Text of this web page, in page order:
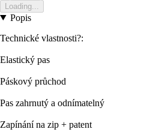
Loading...
Popis
Technické vlastnosti?:
Elastický pas
Páskový průchod
Pas zahrnutý a odnímatelný
Zapínání na zip + patent